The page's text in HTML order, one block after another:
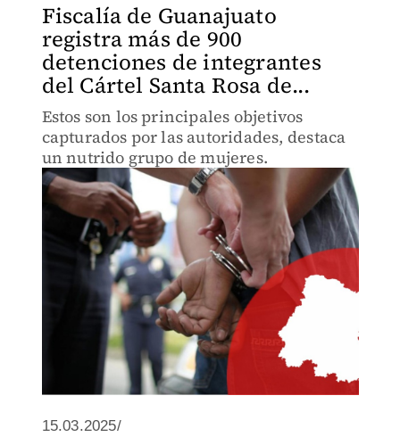
Fiscalía de Guanajuato
registra más de 900
detenciones de integrantes
del Cártel Santa Rosa de...
Estos son los principales objetivos
capturados por las autoridades, destaca
un nutrido grupo de mujeres.
15.03.2025/